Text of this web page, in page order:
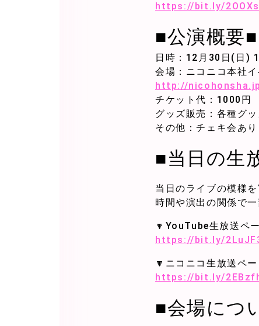
https://bit.ly/
■公演概要■
日時：12月30日(日)
会場：ニコニコ本社
http://
チケット代：1000円
グッズ販売：各種グ
その他：チェキ会あり
■当日の生
当日のライブの模様
時間や演出の関係で
🔽YouTube生放送ペ
https://bit.ly/
🔽ニコニコ生放送ペー
https://bit.ly/
■会場につ